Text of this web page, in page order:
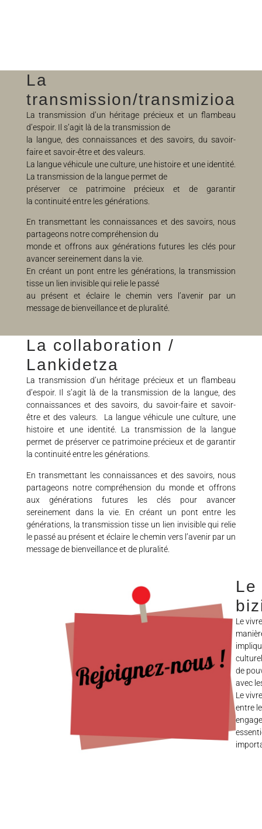
La
transmission/transmizioa
La transmission d’un héritage précieux et un flambeau
d’espoir. Il s’agit là de la transmission de
la langue, des connaissances et des savoirs, du savoir-
faire et savoir-être et des valeurs.
La langue véhicule une culture, une histoire et une identité.
La transmission de la langue permet de
préserver ce patrimoine précieux et de garantir
la continuité entre les générations.
En transmettant les connaissances et des savoirs, nous
partageons notre compréhension du
monde et offrons aux générations futures les clés pour
avancer sereinement dans la vie.
En créant un pont entre les générations, la transmission
tisse un lien invisible qui relie le passé
au présent et éclaire le chemin vers l’avenir par un
message de bienveillance et de pluralité.
La collaboration /
Lankidetza
La transmission d’un héritage précieux et un flambeau
d’espoir. Il s’agit là de la transmission de la langue, des
connaissances et des savoirs, du savoir-faire et savoir-
être et des valeurs. La langue véhicule une culture, une
histoire et une identité. La transmission de la langue
permet de préserver ce patrimoine précieux et de garantir
la continuité entre les générations.
En transmettant les connaissances et des savoirs, nous
partageons notre compréhension du monde et offrons
aux générations futures les clés pour avancer
sereinement dans la vie. En créant un pont entre les
générations, la transmission tisse un lien invisible qui relie
le passé au présent et éclaire le chemin vers l’avenir par un
message de bienveillance et de pluralité.
Le
Le
de
avec
Le
entre